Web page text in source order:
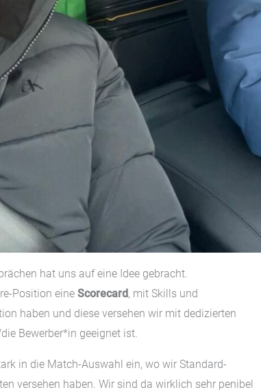
hat uns auf eine Idee gebracht.
Position eine Scorecard , mit Skills und
haben und diese versehen wir mit dedizierten
Bewerber*in geeignet ist.
in die Match-Auswahl ein, wo wir Standard-
versehen haben. Wir sind da wirklich sehr penibel